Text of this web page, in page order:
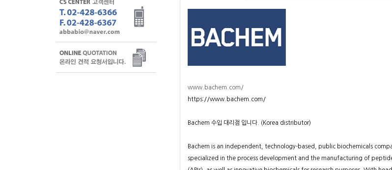
www.bachem.com/
https://www.bachem.com/
Bachem 수입 대리점 입니다. (Korea distributor)
Bachem is an independent, technology-based, public biochemicals
specialized in the process development and the manufacturing of